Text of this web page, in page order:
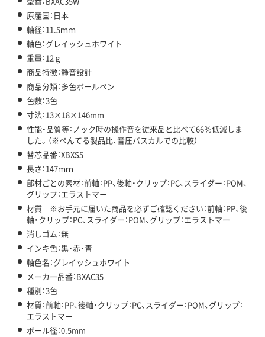
原産国：日本
軸径：11.5ｍｍ
軸色：グレイッシュホワイト
重量：12ｇ
商品特徴：静音設計
商品分類：多色ボールペン
色数：3色
寸法：13×18×146mm
性能・品質等：ノック時の操作音を従来品と比べて66％低減しま
した。（※ぺんてる製品比、音圧パスカルでの比較）
替芯品番：XBXS5
長さ：147ｍｍ
部材ごとの素材：前軸：PP、後軸・クリップ：PC、スライダー：POM、
グリップ：エラストマー
材質 ※お手元に届いた商品を必ずご確認ください：前軸：PP、後
軸・クリップ：PC、スライダー：POM、グリップ：エラストマー
消しゴム：無
インキ色：黒・赤・青
軸色名：グレイッシュホワイト
メーカー品番：BXAC35
種別：3色
材質：前軸：PP、後軸・クリップ：PC、スライダー：POM、グリップ：
エラストマー
ボール径：0.5mm